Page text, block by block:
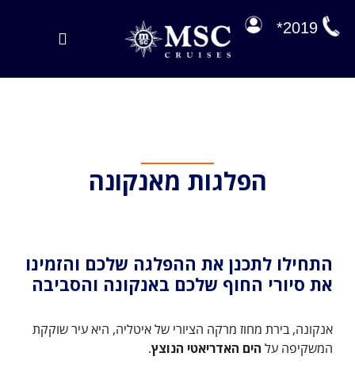
לתוכן
Toggle
2019*
הפלגות מאנקונה
התחילו לתכנן את ההפלגה שלכם והזמינו
את סיורי החוף שלכם באנקונה והסביבה
אנקונה, בירת מחוז מרקה הציורי של איטליה, היא עיר שוקקת
המשקיפה על הים האדריאטי הנוצץ.